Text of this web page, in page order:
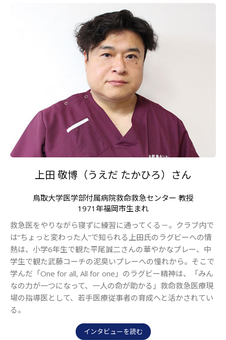
上田 敬博（うえだ たかひろ）さん
鳥取大学医学部付属病院救命救急センター 教授
1971年福岡市生まれ
救急医をやりながら寝ずに練習に通ってくる－。クラブ内で
は“ちょっと変わった人”で知られる上田氏のラグビーへの情
熱は、小学6年生で観た平尾誠二さんの華やかなプレー、中
学生で観た武藤コーチの泥臭いプレーへの憧れから。そこで
学んだ「One for all, All for one」のラグビー精神は、「みん
なの力が一つになって、一人の命が助かる」救命救急医療現
場の指導医として、若手医療従事者の育成へと活かされてい
る。
インタビューを読む